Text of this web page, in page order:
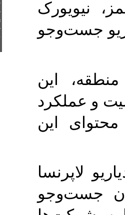
نیویورک
جست‌وجو
این
و عملکرد
این
لاپرنسا
جست‌وجو